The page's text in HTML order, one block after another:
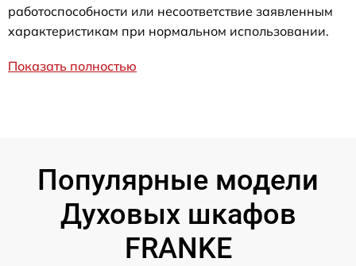
работоспособности или несоответствие заявленным
характеристикам при нормальном использовании.
Показать полностью
Популярные модели
Духовых шкафов
FRANKE